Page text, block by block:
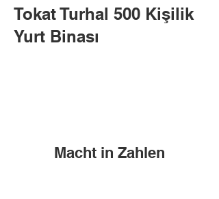
Tokat Turhal 500 Kişilik
Yurt Binası
Macht in Zahlen